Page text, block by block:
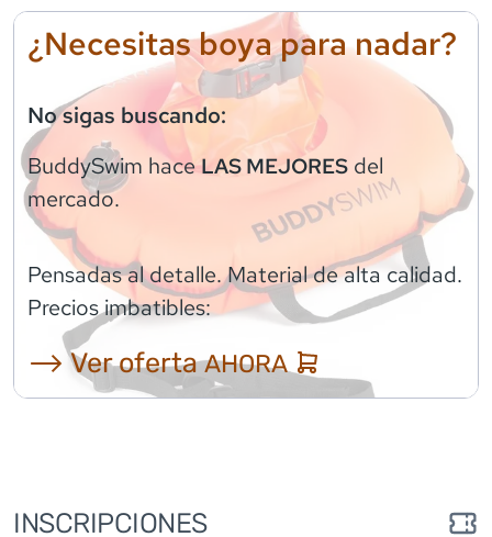
¿Necesitas boya para nadar?
No sigas buscando:
BuddySwim haceLAS MEJORES del
mercado.
Pensadas al detalle. Material de alta calidad.
Precios imbatibles:
⟶ Ver ofertaAHORA
INSCRIPCIONES